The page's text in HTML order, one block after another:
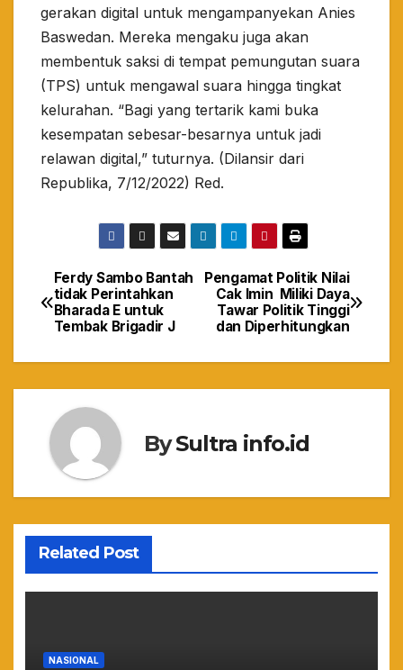
gerakan digital untuk mengampanyekan Anies
Baswedan. Mereka mengaku juga akan
membentuk saksi di tempat pemungutan suara
(TPS) untuk mengawal suara hingga tingkat
kelurahan. “Bagi yang tertarik kami buka
kesempatan sebesar-besarnya untuk jadi
relawan digital,” tuturnya. (Dilansir dari
Republika, 7/12/2022) Red.
Navigasi
pos
Pengamat Politik Nilai
Cak Imin Miliki Daya
Tawar Politik Tinggi
dan Diperhitungkan
Ferdy Sambo Bantah
tidak Perintahkan
Bharada E untuk
Tembak Brigadir J
BySultra info.id
Related Post
NASIONAL